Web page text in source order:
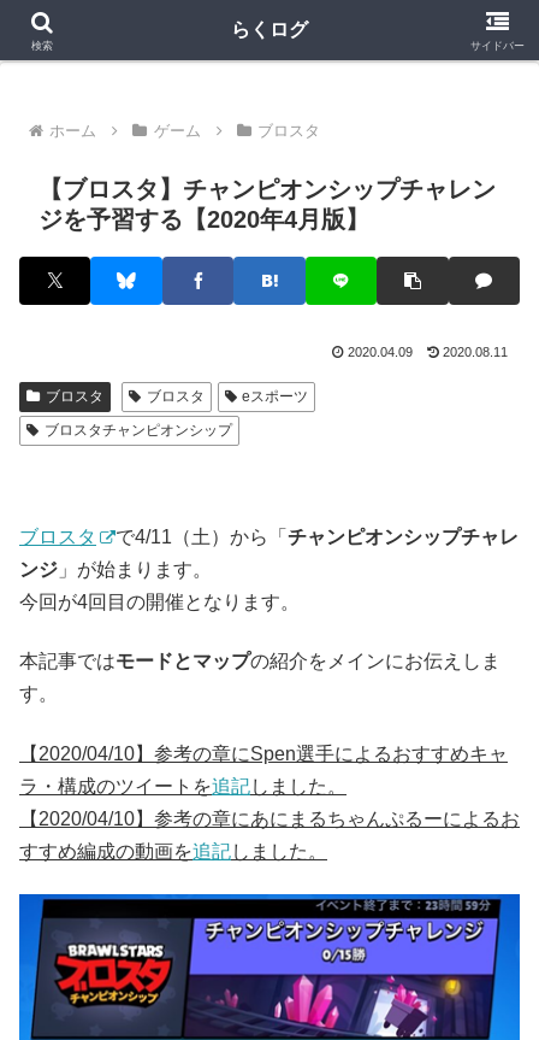
クラロワ クラロワリーグ プロスピA
ホーム ゲーム ブロスタ
【ブロスタ】チャンピオンシップチャレン
ジを予習する【2020年4月版】
2020.04.09 2020.08.11
ブロスタ ブロスタ
eスポーツ
ブロスタチャンピオンシップ
ブロスタ で4/11（土）から「 チャンピオンシップチャレ
ンジ 」が始まります。
今回が4回目の開催となります。
本記事ではモードとマップの紹介をメインにお伝えしま
す。
【2020/04/10】参考の章にSpen選手によるおすすめキャ
ラ・構成のツイートを追記しました。
【2020/04/10】参考の章にあにまるちゃんぷるーによるお
すすめ編成の動画を追記しました。
検索
らくログ
サイドバー